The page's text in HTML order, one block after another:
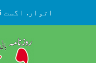
اتوار. اگست 9th, 2026